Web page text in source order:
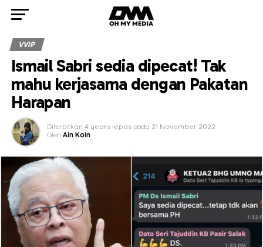
VVIP
Ismail Sabri sedia dipecat! Tak
mahu kerjasama dengan Pakatan
Harapan
Diterbitkan 4 years lepas pada 21 November 2022
Oleh Ain Koin